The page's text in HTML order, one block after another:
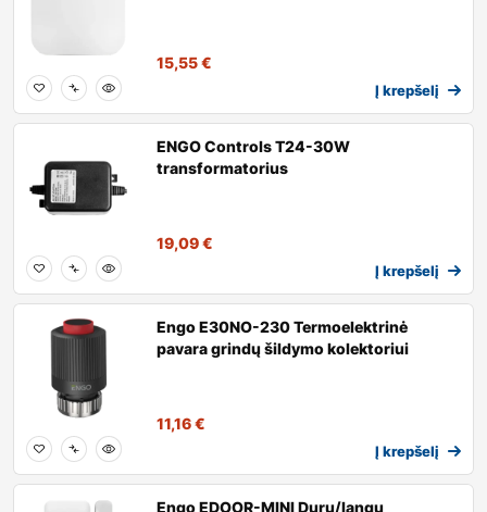
15,55€
Į krepšelį
ENGO Controls T24-30W
transformatorius
19,09€
Į krepšelį
Engo E30NO-230 Termoelektrinė
pavara grindų šildymo kolektoriui
11,16€
Į krepšelį
Engo EDOOR-MINI Durų/langų